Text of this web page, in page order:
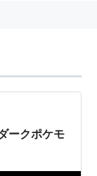
ークポケモ